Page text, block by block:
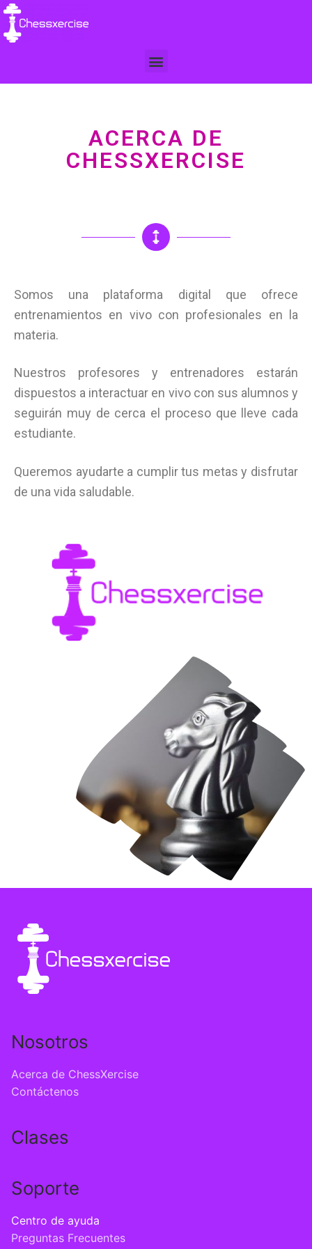
ACERCA DE
CHESSXERCISE
Somos una plataforma digital que ofrece
entrenamientos en vivo con profesionales en la
materia.
Nuestros ‎profesores‎ y entrenadores estarán
dispuestos a interactuar en vivo con sus alumnos y
seguirán muy de cerca el proceso que lleve cada
estudiante.
Queremos ayudarte a cumplir tus metas y disfrutar
de una vida saludable.
Nosotros
Acerca de ChessXercise
Contáctenos
Clases
Soporte
Centro de ayuda
Preguntas Frecuentes